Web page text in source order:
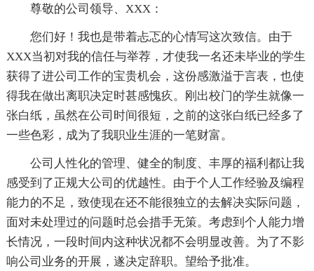
尊敬的公司领导、XXX：
您们好！我也是带着忐忑的心情写这次致信。由于
XXX当初对我的信任与举荐，才使我一名还未毕业的学生
获得了进公司工作的宝贵机会，这份感激溢于言表，也使
得我在做出离职决定时甚感愧疚。刚出校门的学生就像一
张白纸，虽然在公司时间很短，之前的这张白纸已经多了
一些色彩，成为了我职业生涯的一笔财富。
公司人性化的管理、健全的制度、丰厚的福利都让我
感受到了正规大公司的优越性。由于个人工作经验及编程
能力的不足，致使现在还不能很独立的去解决实际问题，
面对未处理过的问题时总会措手无策。考虑到个人能力增
长情况，一段时间内这种状况都不会明显改善。为了不影
响公司业务的开展，遂决定辞职。望给予批准。